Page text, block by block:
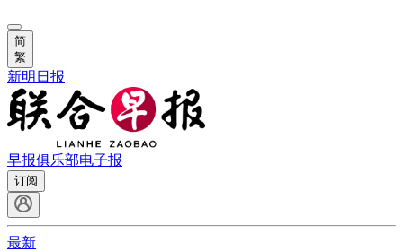
简
繁
新明日报
早报俱乐部电子报
订阅
最新